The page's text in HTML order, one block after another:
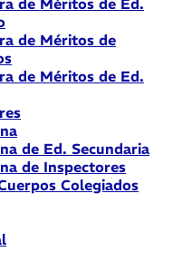
de Méritos de Ed.
de Méritos de
de Méritos de Ed.
de Ed. Secundaria
de Inspectores
Colegiados